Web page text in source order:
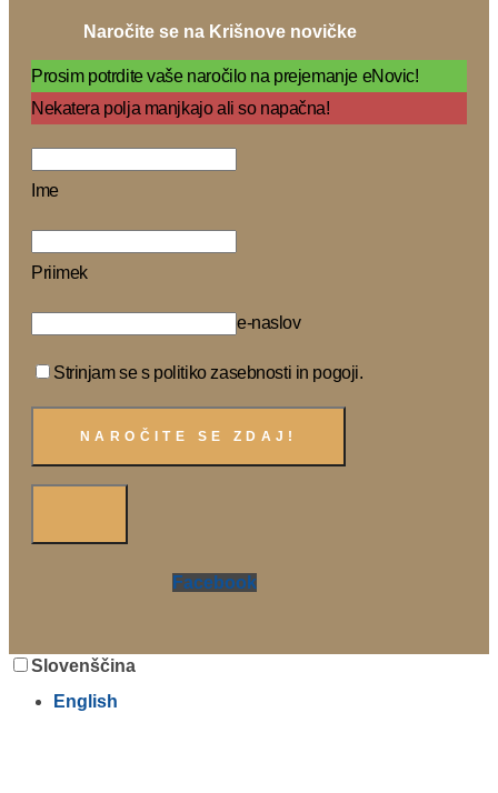
Naročite se na Krišnove novičke
Prosim potrdite vaše naročilo na prejemanje eNovic!
Nekatera polja manjkajo ali so napačna!
Ime
Priimek
e-naslov
Strinjam se s politiko zasebnosti in pogoji.
Facebook
Slovenščina
English